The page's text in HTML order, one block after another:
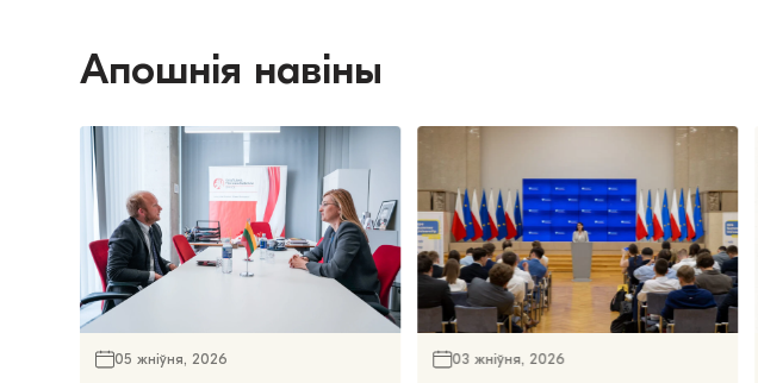
Апошнія навіны
05 жніўня, 2026 03 жніўня, 2026